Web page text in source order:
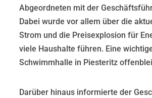
Abgeordneten mit der
Dabei wurde vor allem über die
Strom und die Preisexplosion für
viele Haushalte führen. Eine
Schwimmhalle in Piesteritz
Darüber hinaus informierte der